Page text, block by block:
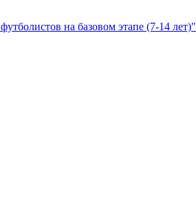
на базовом этапе (7-14 лет)"